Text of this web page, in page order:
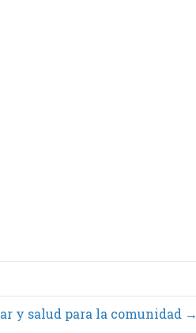
y salud para la comunidad →